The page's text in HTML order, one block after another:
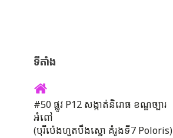
ទីតាំង
#50 ផ្លូវ P12 សង្កាត់និរោធ ខណ្ឌច្បារ
អំពៅ
(បុរីប៉េងហួតបឹងស្នោ គំរូងទី7 Poloris)